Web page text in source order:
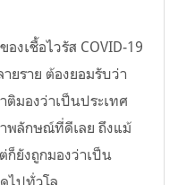
งเชื้อไวรัส COVID-19
ยราย ต้องยอมรับว่า
มองว่าเป็นประเทศ
พลักษณ์ที่ดีเลย ถึงแม้
ก็ยังถูกมองว่าเป็น
ไปทั่วโล...